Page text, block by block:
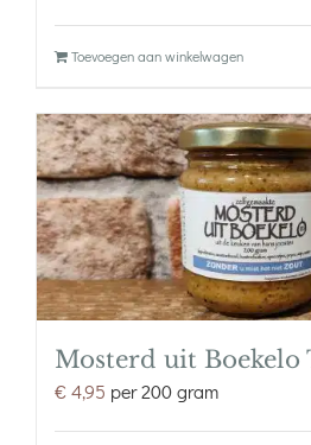
Toevoegen aan winkelwagen
Mosterd uit Boekelo
€4,95 per 200 gram